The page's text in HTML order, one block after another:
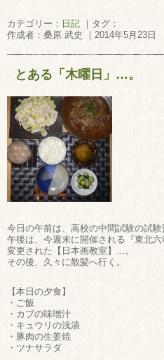
カテゴリー： 日記 ｜タグ：
作成者：桑原 武史 ｜2014年5月23日
とある「木曜日」…。
今日の午前は、高校の中間試験の試験
午後は、今週末に開催される『東北
変更された【日本画教室】…。
その後、久々に散髪へ行く。
【本日の夕食】
・ご飯
・カブの味噌汁
・キュウリの浅漬
・豚肉の生姜焼
・ツナサラダ